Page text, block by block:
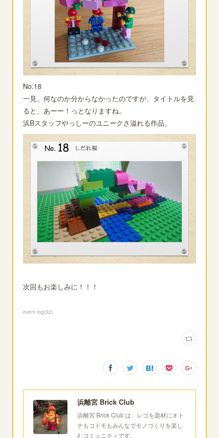
No.18
一見、何なのか分からなかったのですが、タイトルを見
ると、あーー！っとなりますね。
浜Bスタッフやっしーのユニークさ溢れる作品。
次回もお楽しみに！！！
event log(32)
浜離宮 Brick Club
浜離宮 Brick Club は、レゴを題材にオト
ナもコドモもみんなでモノづくりを楽し
むコミュニティです。